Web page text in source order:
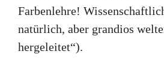
Farbenlehre!
natürlich, aber grandios
hergeleitet“).